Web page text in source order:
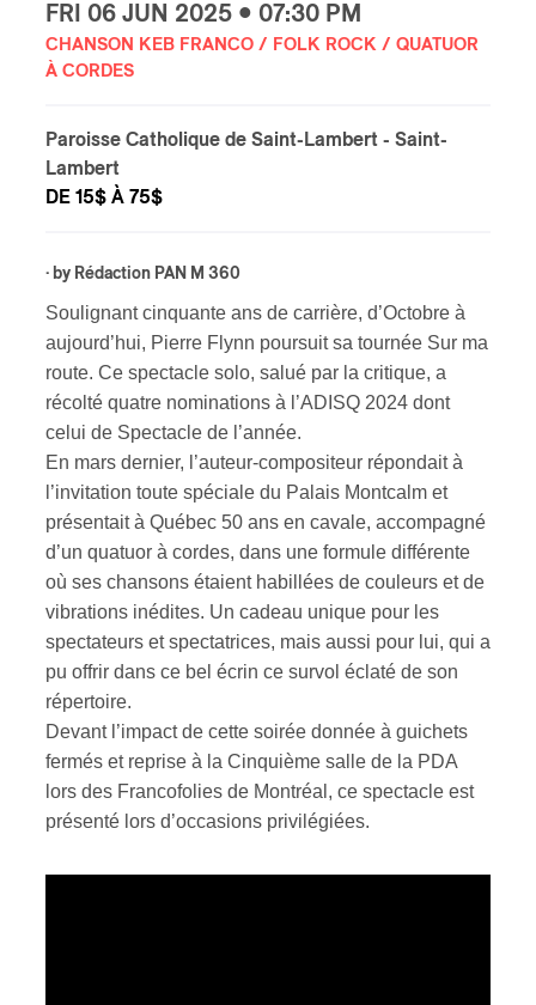
FRI 06 JUN 2025 • 07:30 PM
CHANSON KEB FRANCO / FOLK ROCK / QUATUOR
À CORDES
Paroisse Catholique de Saint-Lambert - Saint-
Lambert
DE 15$ À 75$
· by Rédaction PAN M 360
Soulignant cinquante ans de carrière, d’Octobre à
aujourd’hui, Pierre Flynn poursuit sa tournée Sur ma
route. Ce spectacle solo, salué par la critique, a
récolté quatre nominations à l’ADISQ 2024 dont
celui de Spectacle de l’année.
En mars dernier, l’auteur-compositeur répondait à
l’invitation toute spéciale du Palais Montcalm et
présentait à Québec 50 ans en cavale, accompagné
d’un quatuor à cordes, dans une formule différente
où ses chansons étaient habillées de couleurs et de
vibrations inédites. Un cadeau unique pour les
spectateurs et spectatrices, mais aussi pour lui, qui a
pu offrir dans ce bel écrin ce survol éclaté de son
répertoire.
Devant l’impact de cette soirée donnée à guichets
fermés et reprise à la Cinquième salle de la PDA
lors des Francofolies de Montréal, ce spectacle est
présenté lors d’occasions privilégiées.